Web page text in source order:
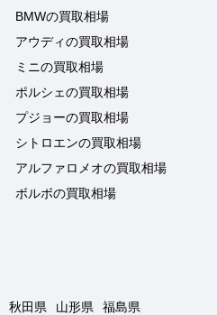
BMWの買取相場
アウディの買取相場
ミニの買取相場
ポルシェの買取相場
プジョーの買取相場
シトロエンの買取相場
アルファロメオの買取相場
ボルボの買取相場
秋田県 山形県
福島県